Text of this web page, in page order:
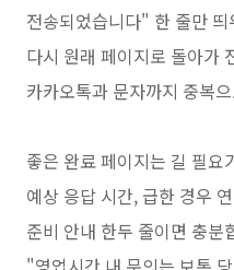
전송되었습니다" 한 줄만
다시 원래 페이지로 돌아가
카카오톡과 문자까지 중복
좋은 완료 페이지는 길 필요
예상 응답 시간, 급한 경우
준비 안내 한두 줄이면 충분